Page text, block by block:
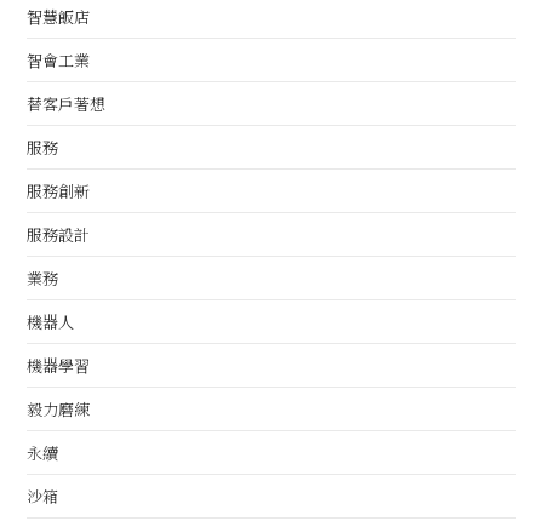
智慧飯店
智會工業
替客戶著想
服務
服務創新
服務設計
業務
機器人
機器學習
毅力磨練
永續
沙箱